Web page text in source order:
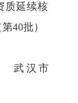
质延续核
40批）
武汉市